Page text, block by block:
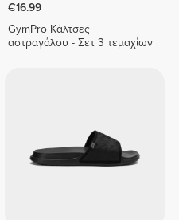
€16.99
GymPro Κάλτσες
αστραγάλου - Σετ 3 τεμαχίων